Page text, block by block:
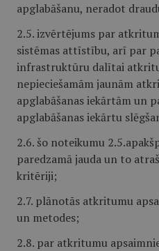
apglabāšanu, neradot
2.5. izvērtējums par
sistēmas attīstību, arī par
infrastruktūru dalītai
nepieciešamām jaunām
apglabāšanas iekārtām un
apglabāšanas iekārtu
2.6. šo noteikumu
paredzamā jauda un to
kritēriji;
2.7. plānotās atkritumu
un metodes;
2.8. par atkritumu